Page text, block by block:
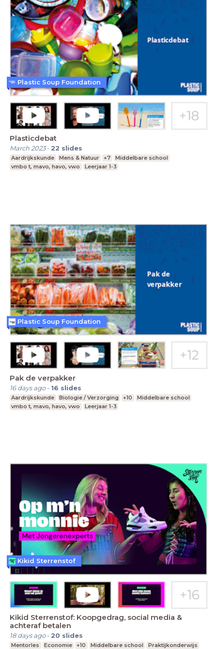
Plasticdebat
March 2023- 22 slides
Aardrijkskunde Mens & Natuur +7
Middelbare school
vmbo t, mavo, havo, vwo
Leerjaar 1-3
Plastic Soup Foundation
Pak de verpakker
16 days ago- 16 slides
Aardrijkskunde Biologie / Verzorging +10
Middelbare school
vmbo t, mavo, havo, vwo
Leerjaar 1-3
Plastic Soup Foundation
Kikid Sterrenstof: Koopgedrag, social media &
achteraf betalen
18 days ago- 20 slides
Mentorles Economie +10 Middelbare school
Praktijkonderwijs
Kikid Sterrenstof